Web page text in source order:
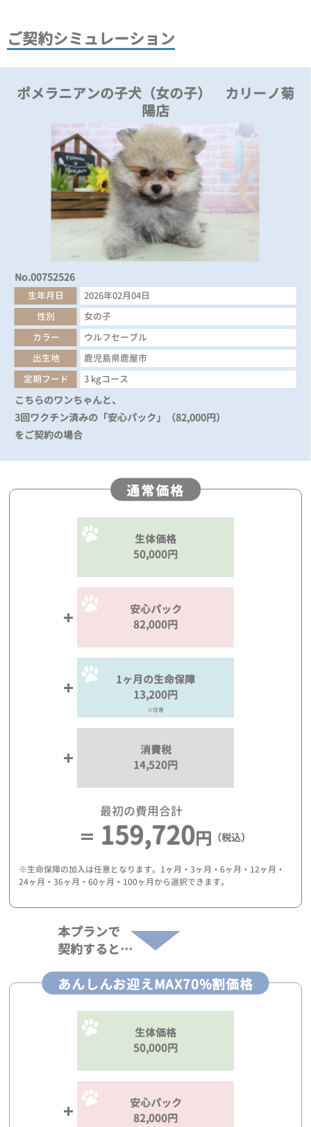
ご契約シミュレーション
ポメラニアンの子犬（女の子） カリーノ菊
陽店
No.00752526
生年月日
2026年02月04日
性別
女の子
カラー
ウルフセーブル
出生地
鹿児島県鹿屋市
定期フード
3 kgコース
こちらのワンちゃんと、
3回ワクチン済みの「安心パック」（82,000円）
をご契約の場合
通常価格
生体価格
50,000円
安心パック
82,000円
1ヶ月の生命保障
13,200円
※任意
消費税
14,520円
最初の費用合計
159,720円 （税込）
※生命保障の加入は任意となります。1ヶ月・3ヶ月・6ヶ月・12ヶ月・
24ヶ月・36ヶ月・60ヶ月・100ヶ月から選択できます。
本プランで
契約すると…
あんしんお迎えMAX70%割価格
生体価格
50,000円
安心パック
82,000円